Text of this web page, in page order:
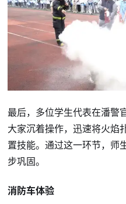
最后，多位学生代表在潘警
大家沉着操作，迅速将火焰
置技能。通过这一环节，师
步巩固。
消防车体验